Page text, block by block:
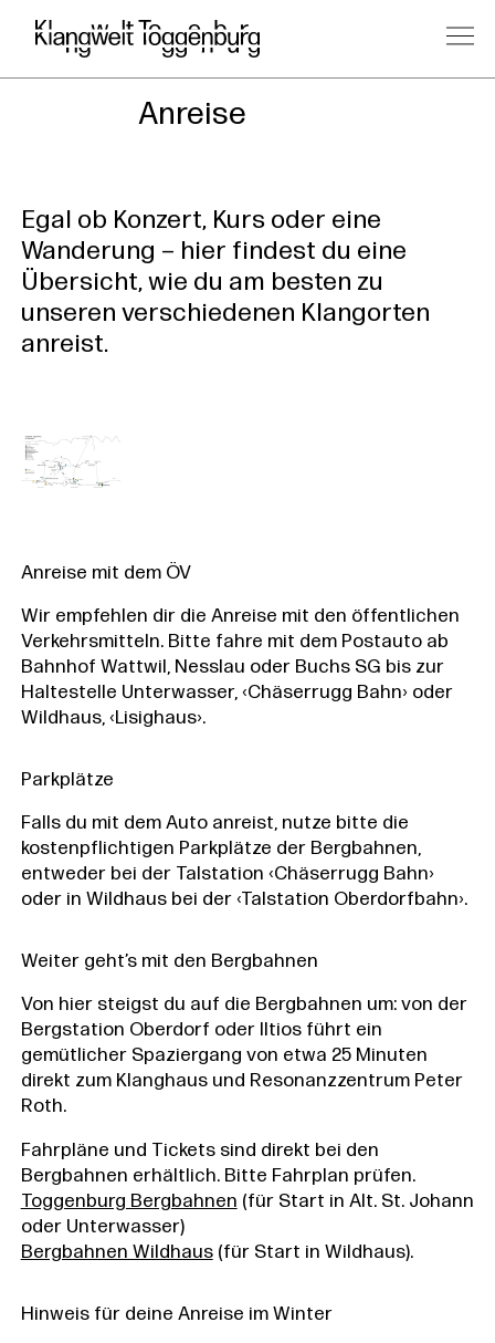
Anreise
Egal ob Konzert, Kurs oder eine
Wanderung – hier findest du eine
Übersicht, wie du am besten zu
unseren verschiedenen Klangorten
anreist.
Anreise mit dem ÖV
Wir empfehlen dir die Anreise mit den öffentlichen
Verkehrsmitteln. Bitte fahre mit dem Postauto ab
Bahnhof Wattwil, Nesslau oder Buchs SG bis zur
Haltestelle Unterwasser, ‹Chäserrugg Bahn› oder
Wildhaus, ‹Lisighaus›.
Parkplätze
Falls du mit dem Auto anreist, nutze bitte die
kostenpflichtigen Parkplätze der Bergbahnen,
entweder bei der Talstation ‹Chäserrugg Bahn›
oder in Wildhaus bei der ‹Talstation Oberdorfbahn›.
Weiter geht’s mit den Bergbahnen
Von hier steigst du auf die Bergbahnen um: von der
Bergstation Oberdorf oder Iltios führt ein
gemütlicher Spaziergang von etwa 25 Minuten
direkt zum Klanghaus und Resonanzzentrum Peter
Roth.
Fahrpläne und Tickets sind direkt bei den
Bergbahnen erhältlich. Bitte Fahrplan prüfen.
Toggenburg Bergbahnen (für Start in Alt. St. Johann
oder Unterwasser)
Bergbahnen Wildhaus(für Start in Wildhaus).
Hinweis für deine Anreise im Winter